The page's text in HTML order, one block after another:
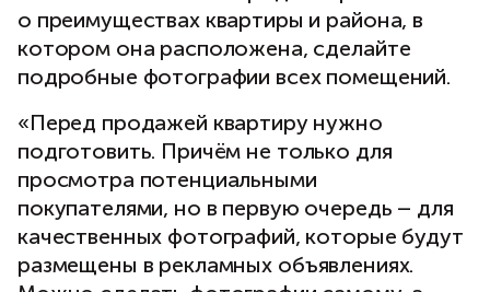
о преимуществах квартиры и района, в
котором она расположена, сделайте
подробные фотографии всех помещений.
«Перед продажей квартиру нужно
подготовить. Причём не только для
просмотра потенциальными
покупателями, но в первую очередь – для
качественных фотографий, которые будут
размещены в рекламных объявлениях.